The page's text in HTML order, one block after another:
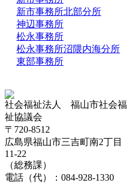
新市事務所北部分所
神辺事務所
松永事務所
松永事務所沼隈内海分所
東部事務所
社会福祉法人 福山市社会福
祉協議会
〒720-8512
広島県福山市三吉町南2丁目
11-22
（総務課）
電話（代）：084-928-1330